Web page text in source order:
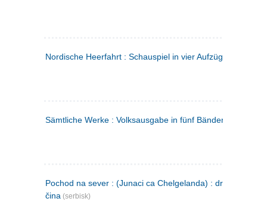
Nordische Heerfahrt : Schauspiel in vier Aufzügen
Sämtliche Werke : Volksausgabe in fünf Bänden
Pochod na sever : (Junaci ca Chelgelanda) : drama u četiri
čina (serbisk)